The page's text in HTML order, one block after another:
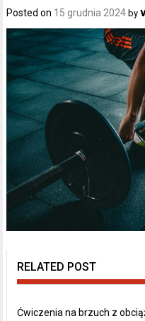
Posted on 15 grudnia 2024 by
RELATED POST
Ćwiczenia na brzuch z